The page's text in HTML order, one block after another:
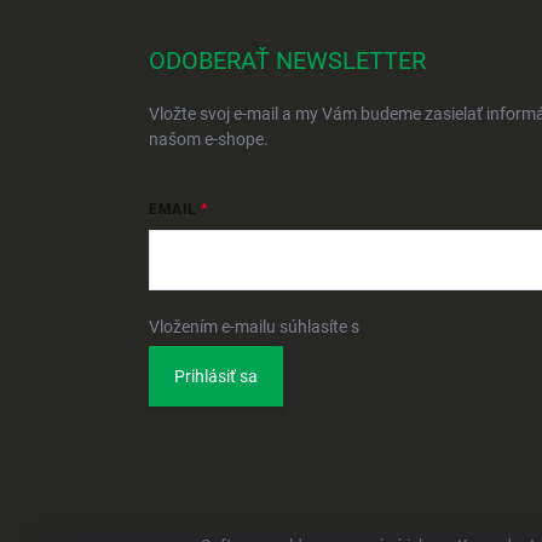
ODOBERAŤ NEWSLETTER
Vložte svoj e-mail a my Vám budeme zasielať
našom e-shope.
EMAIL
Vložením e-mailu súhlasíte s
Prihlásiť sa